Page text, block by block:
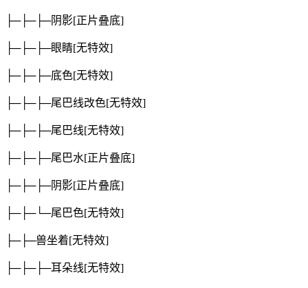
├─├─├─阴影[正片叠底]
├─├─├─眼睛[无特效]
├─├─├─底色[无特效]
├─├─├─尾巴线改色[无特效]
├─├─├─尾巴线[无特效]
├─├─├─尾巴水[正片叠底]
├─├─├─阴影[正片叠底]
├─├─└─尾巴色[无特效]
├─├─兽坐着[无特效]
├─├─├─耳朵线[无特效]